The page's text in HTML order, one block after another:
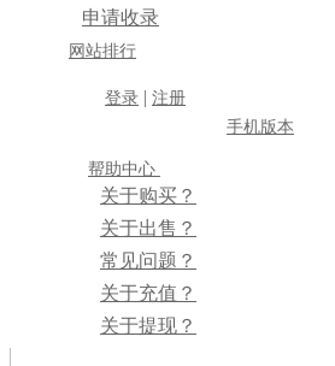
申请收录
网站排行
登录 | 注册
帮助中心
关于购买？
关于出售？
常见问题？
关于充值？
关于提现？
手机版本
×